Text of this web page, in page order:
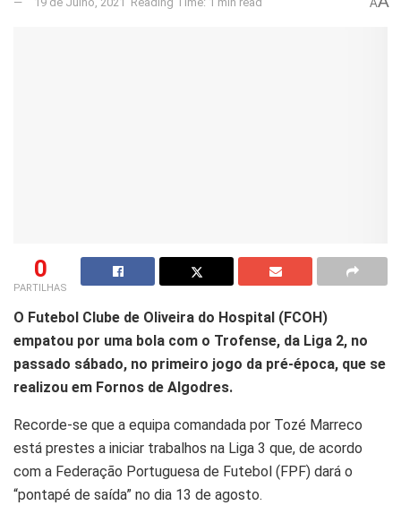
A
0
PARTILHAS
O Futebol Clube de Oliveira do Hospital (FCOH)
empatou por uma bola com o Trofense, da Liga 2, no
passado sábado, no primeiro jogo da pré-época, que se
realizou em Fornos de Algodres.
Recorde-se que a equipa comandada por Tozé Marreco
está prestes a iniciar trabalhos na Liga 3 que, de acordo
com a Federação Portuguesa de Futebol (FPF) dará o
“pontapé de saída” no dia 13 de agosto.